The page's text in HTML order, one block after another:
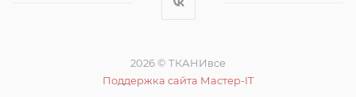
2026 © ТКАНИвсе
Поддержка сайта Мастер-IT